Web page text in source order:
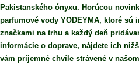
Pakistanského ónyxu. Horúcou
parfumové vody YODEYMA, ktoré
značkami na trhu a každý deň
informácie o doprave, nájdete ich
vám príjemné chvíle strávené v